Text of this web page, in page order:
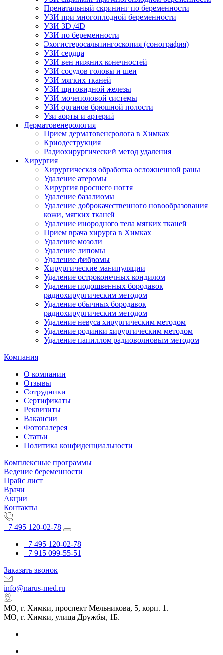
Пренатальный скрининг по беременности
УЗИ при многоплодной беременности
УЗИ 3D /4D
УЗИ по беременности
Эхогистеросальпингоскопия (сонография)
УЗИ сердца
УЗИ вен нижних конечностей
УЗИ сосудов головы и шеи
УЗИ мягких тканей
УЗИ щитовидной железы
УЗИ мочеполовой системы
УЗИ органов брюшной полости
Узи аорты и артерий
Дерматовенерология
Прием дерматовенеролога в Химках
Криодеструкция
Радиохирургический метод удаления
Хирургия
Хирургическая обработка осложненной раны
Удаление атеромы
Хирургия вросшего ногтя
Удаление базалиомы
Удаление доброкачественного новообразования
кожи, мягких тканей
Удаление инородного тела мягких тканей
Прием врача хирурга в Химках
Удаление мозоли
Удаление липомы
Удаление фибромы
Хирургические манипуляции
Удаление остроконечных кондилом
Удаление подошвенных бородавок
радиохирургическим методом
Удаление обычных бородавок
радиохирургическим методом
Удаление невуса хирургическим методом
Удаление родинки хирургическим методом
Удаление папиллом радиоволновым методом
Компания
О компании
Отзывы
Сотрудники
Сертификаты
Реквизиты
Вакансии
Фотогалерея
Статьи
Политика конфиденциальности
Комплексные программы
Ведение беременности
Прайс лист
Врачи
Акции
Контакты
+7 495 120-02-78
+7 495 120-02-78
+7 915 099-55-51
Заказать звонок
info@narus-med.ru
МО, г. Химки, проспект Мельникова, 5, корп. 1.
МО, г. Химки, улица Дружбы, 1Б.